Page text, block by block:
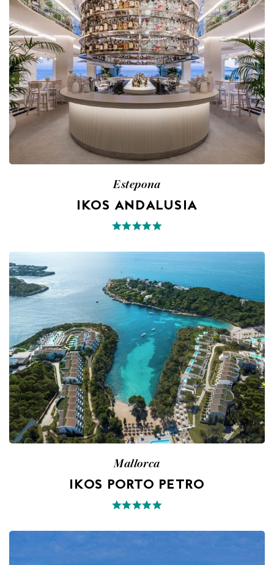
Estepona
IKOS ANDALUSIA
Mallorca
IKOS PORTO PETRO